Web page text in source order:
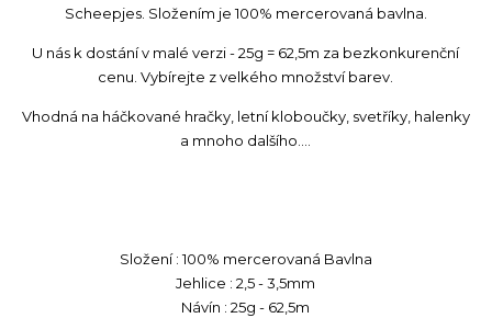
Scheepjes. Složením je 100% mercerovaná bavlna.
U nás k dostání v malé verzi - 25g = 62,5m za bezkonkurenční
cenu. Vybírejte z velkého množství barev.
Vhodná na háčkované hračky, letní kloboučky, svetříky, halenky
a mnoho dalšího....
Složení : 100% mercerovaná Bavlna
Jehlice : 2,5 - 3,5mm
Návín : 25g - 62,5m